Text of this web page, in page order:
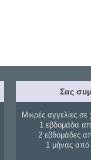
Σας
Μικρές αγγελίες σε
1 εβδομάδα
2 εβδομάδες
1 μήνας